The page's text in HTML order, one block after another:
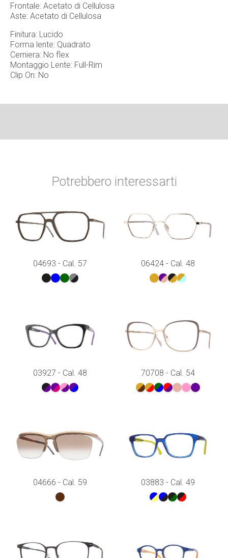
Frontale: Acetato di Cellulosa
Aste: Acetato di Cellulosa
Finitura: Lucido
Forma lente: Quadrato
Cerniera: No flex
Montaggio Lente: Full-Rim
Clip On: No
Potrebbero interessarti
04693 - Cal. 57 06424 - Cal. 48
03927 - Cal. 48 70708 - Cal. 54
04666 - Cal. 59 03883 - Cal. 49